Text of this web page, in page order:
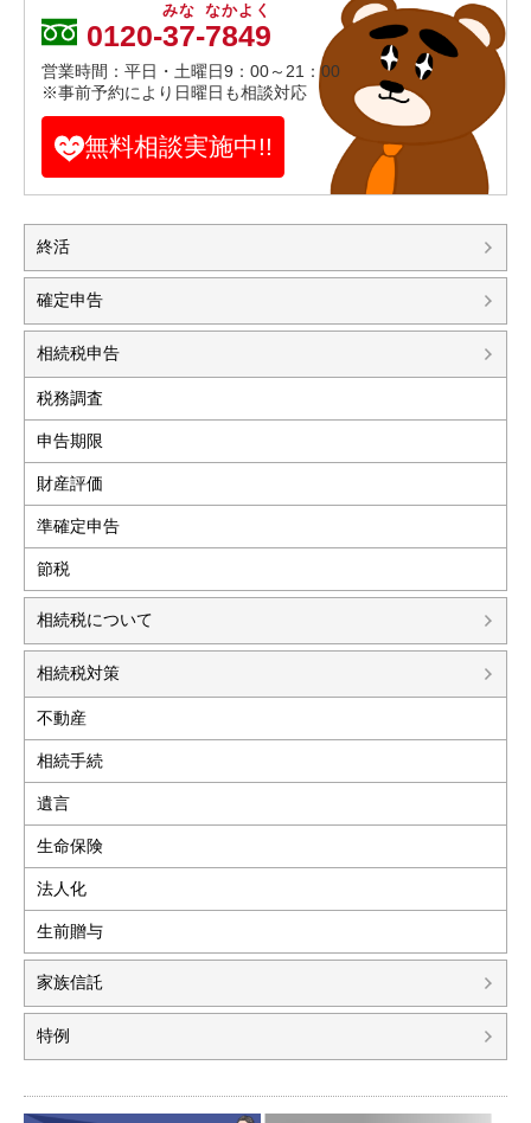
0120-37
みな
-7849
なかよく
営業時間：平日・土曜日9：00～21：00
※事前予約により日曜日も相談対応
無料相談実施中!!
終活
確定申告
相続税申告
税務調査
申告期限
財産評価
準確定申告
節税
相続税について
相続税対策
不動産
相続手続
遺言
生命保険
法人化
生前贈与
家族信託
特例